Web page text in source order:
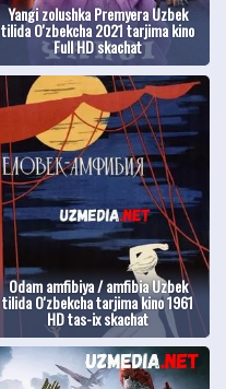
Yangi zolushka Premyera Uzbek
tilida O'zbekcha 2021 tarjima kino
Full HD skachat
Odam amfibiya / amfibia Uzbek
tilida O'zbekcha tarjima kino 1961
HD tas-ix skachat